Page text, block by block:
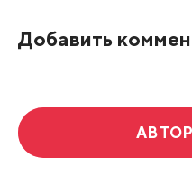
Добавить